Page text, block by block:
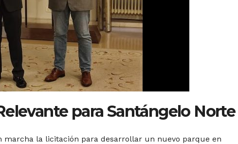
para Santángelo Norte
marcha la licitación para desarrollar un nuevo parque en